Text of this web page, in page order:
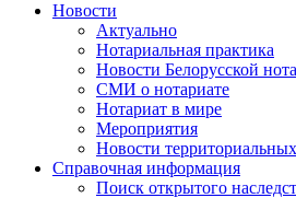
Новости
Актуально
Нотариальная практика
Новости Белорусской
СМИ о нотариате
Нотариат в мире
Мероприятия
Новости
Справочная информация
Поиск открытого